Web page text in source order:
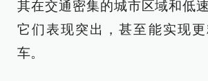
其在交通密集的城市区域和低
它们表现突出，甚至能实现
车。